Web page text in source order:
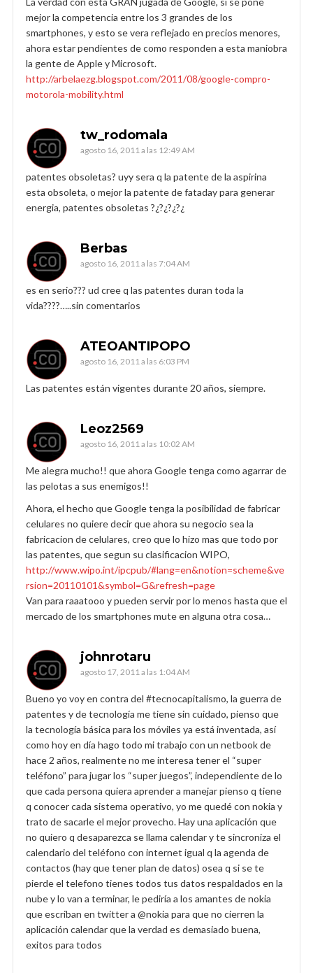
mejor la competencia entre los 3 grandes de los
smartphones, y esto se vera reflejado en precios menores,
ahora estar pendientes de como responden a esta maniobra
la gente de Apple y Microsoft.
http://arbelaezg.blogspot.com/2011/08/google-compro-
motorola-mobility.html
tw_rodomala
agosto 16, 2011 a las 12:49 AM
patentes obsoletas? uyy sera q la patente de la aspirina
esta obsoleta, o mejor la patente de fataday para generar
energia, patentes obsoletas ?¿?¿?¿?¿
Berbas
agosto 16, 2011 a las 7:04 AM
es en serio??? ud cree q las patentes duran toda la
vida????…..sin comentarios
ATEOANTIPOPO
agosto 16, 2011 a las 6:03 PM
Las patentes están vigentes durante 20 años, siempre.
Leoz2569
agosto 16, 2011 a las 10:02 AM
Me alegra mucho!! que ahora Google tenga como agarrar de
las pelotas a sus enemigos!!
Ahora, el hecho que Google tenga la posibilidad de fabricar
celulares no quiere decir que ahora su negocio sea la
fabricacion de celulares, creo que lo hizo mas que todo por
las patentes, que segun su clasificacion WIPO,
http://www.wipo.int/ipcpub/#lang=en&notion=scheme&ve
rsion=20110101&symbol=G&refresh=page
Van para raaatooo y pueden servir por lo menos hasta que el
mercado de los smartphones mute en alguna otra cosa…
johnrotaru
agosto 17, 2011 a las 1:04 AM
Bueno yo voy en contra del #tecnocapitalismo, la guerra de
patentes y de tecnología me tiene sin cuidado, pienso que
la tecnología básica para los móviles ya está inventada, así
como hoy en día hago todo mi trabajo con un netbook de
hace 2 años, realmente no me interesa tener el “super
teléfono” para jugar los “super juegos”, independiente de lo
que cada persona quiera aprender a manejar pienso q tiene
q conocer cada sistema operativo, yo me quedé con nokia y
trato de sacarle el mejor provecho. Hay una aplicación que
no quiero q desaparezca se llama calendar y te sincroniza el
calendario del teléfono con internet igual q la agenda de
contactos (hay que tener plan de datos) osea q si se te
pierde el telefono tienes todos tus datos respaldados en la
nube y lo van a terminar, le pediría a los amantes de nokia
que escriban en twitter a @nokia para que no cierren la
aplicación calendar que la verdad es demasiado buena,
exitos para todos